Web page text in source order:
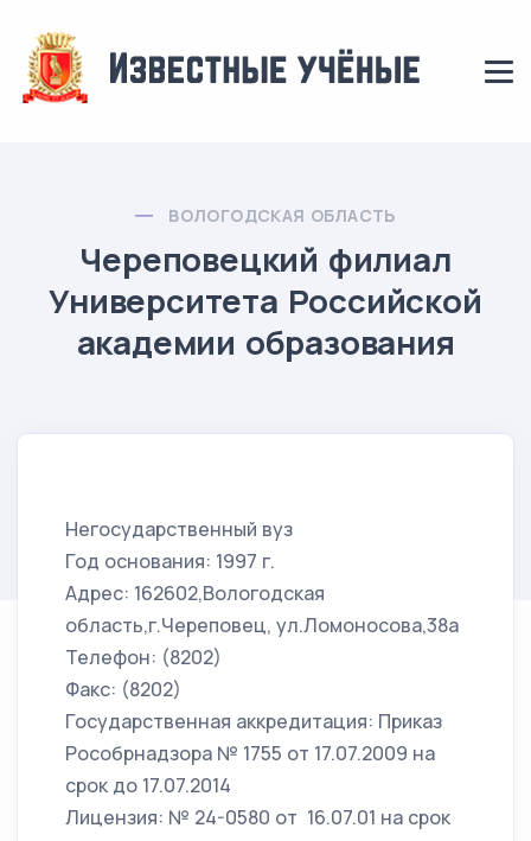
ВОЛОГОДСКАЯ ОБЛАСТЬ
Череповецкий филиал
Университета Российской
академии образования
Негосударственный вуз
Год основания: 1997 г.
Адрес: 162602,Вологодская
область,г.Череповец, ул.Ломоносова,38а
Телефон: (8202)
Факс: (8202)
Государственная аккредитация: Приказ
Рособрнадзора № 1755 от 17.07.2009 на
срок до 17.07.2014
Лицензия: № 24-0580 от 16.07.01 на срок